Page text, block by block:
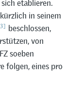
etablieren.
in seinem
beschlossen,
von
soeben
folgen, eines pro